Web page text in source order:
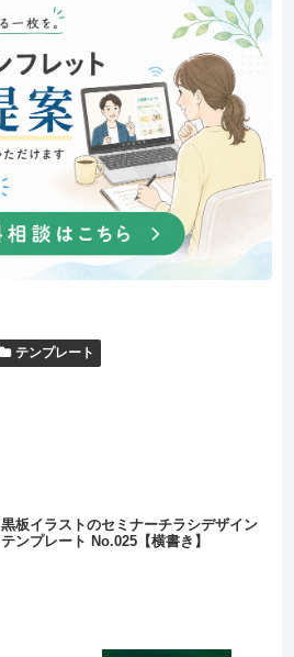
テンプレート
黒板イラストのセミナーチラシデザイン
テンプレート No.025【横書き】